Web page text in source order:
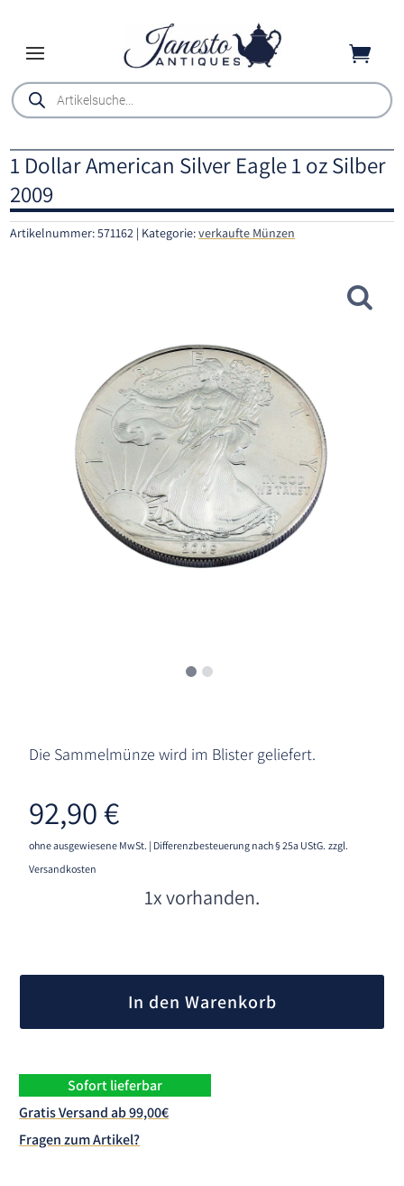

Products
search
1 Dollar American Silver Eagle 1 oz Silber
2009
Artikelnummer:571162 Kategorie:verkaufte Münzen
Die Sammelmünze wird im Blister geliefert.
92,90€
ohne ausgewiesene MwSt. | Differenzbesteuerung nach § 25a UStG. zzgl.
Versandkosten
1x vorhanden.
In den Warenkorb
Sofort lieferbar
Gratis Versand ab 99,00€
Fragen zum Artikel?